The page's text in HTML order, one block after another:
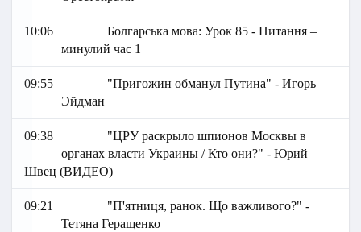
10:06
Болгарська мова: Урок 85 - Питання –
минулий час 1
09:55
"Пригожин обманул Путина" - Игорь
Эйдман
09:38
"ЦРУ раскрыло шпионов Москвы в
органах власти Украины / Кто они?" - Юрий
Швец (ВИДЕО)
09:21
"П'ятниця, ранок. Що важливого?" -
Тетяна Геращенко